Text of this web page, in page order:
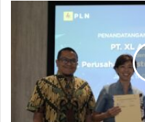
Pemanfaatan
Keberlanjutan